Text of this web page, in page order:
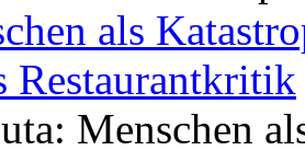
als
Restau­rant­kritik
Menschen